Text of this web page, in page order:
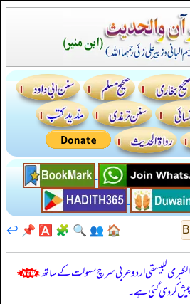
🏠
👥
🔍
🧩
🅰️
📌
↩️
للبيهقي اردو عربی سرچ سہولت کے ساتھ
پیش کر دی گئی ہے۔